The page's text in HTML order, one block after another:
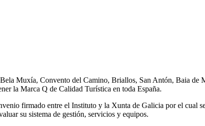
Muxía, Convento del Camino, Briallos, San Antón, Baia
la Marca Q de Calidad Turística en toda España.
firmado entre el Instituto y la Xunta de Galicia por el cual
su sistema de gestión, servicios y equipos.